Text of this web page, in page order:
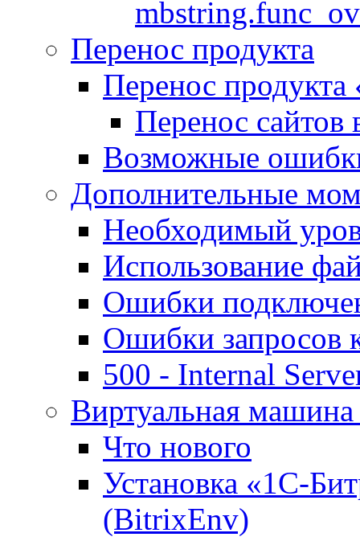
Перенос продукта
Перенос продукта
Перенос сайтов
Возможные
Дополнительные
Необходимый
Использование
Ошибки
Ошибки запросов
500 - Internal
Виртуальная
Что нового
Установка «1С-
(BitrixEnv)